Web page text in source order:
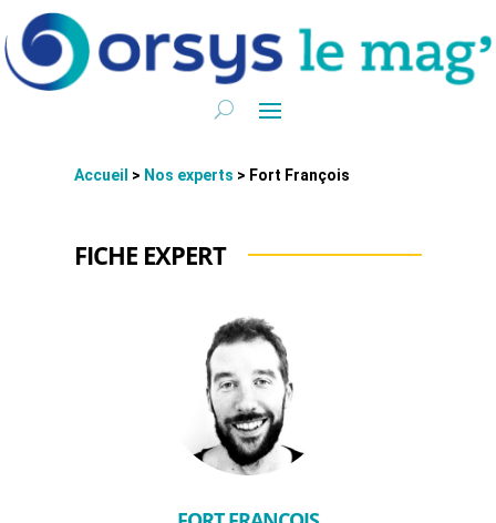
Accueil > Nos experts > Fort François
FICHE EXPERT